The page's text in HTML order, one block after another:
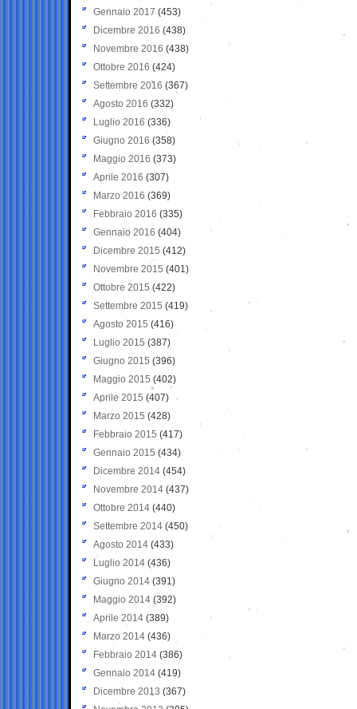
Gennaio 2017 (453)
Dicembre 2016 (438)
Novembre 2016 (438)
Ottobre 2016 (424)
Settembre 2016 (367)
Agosto 2016 (332)
Luglio 2016 (336)
Giugno 2016 (358)
Maggio 2016 (373)
Aprile 2016 (307)
Marzo 2016 (369)
Febbraio 2016 (335)
Gennaio 2016 (404)
Dicembre 2015 (412)
Novembre 2015 (401)
Ottobre 2015 (422)
Settembre 2015 (419)
Agosto 2015 (416)
Luglio 2015 (387)
Giugno 2015 (396)
Maggio 2015 (402)
Aprile 2015 (407)
Marzo 2015 (428)
Febbraio 2015 (417)
Gennaio 2015 (434)
Dicembre 2014 (454)
Novembre 2014 (437)
Ottobre 2014 (440)
Settembre 2014 (450)
Agosto 2014 (433)
Luglio 2014 (436)
Giugno 2014 (391)
Maggio 2014 (392)
Aprile 2014 (389)
Marzo 2014 (436)
Febbraio 2014 (386)
Gennaio 2014 (419)
Dicembre 2013 (367)